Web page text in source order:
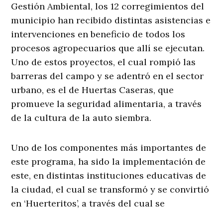
Gestión Ambiental, los 12 corregimientos del
municipio han recibido distintas asistencias e
intervenciones en beneficio de todos los
procesos agropecuarios que allí se ejecutan.
Uno de estos proyectos, el cual rompió las
barreras del campo y se adentró en el sector
urbano, es el de Huertas Caseras, que
promueve la seguridad alimentaria, a través
de la cultura de la auto siembra.
Uno de los componentes más importantes de
este programa, ha sido la implementación de
este, en distintas instituciones educativas de
la ciudad, el cual se transformó y se convirtió
en ‘Huerteritos’, a través del cual se